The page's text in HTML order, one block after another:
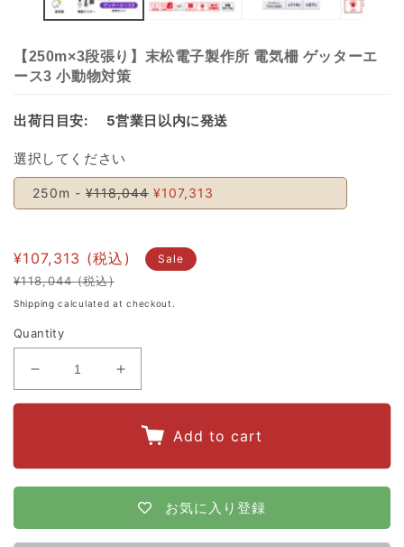
【250m×3段張り】末松電子製作所 電気柵 ゲッターエ
ース3 小動物対策
出荷日目安: 5営業日以内に発送
選択してください
250m - ¥118,044 ¥107,313
Regular
price
¥118,044
Sale
price
¥107,313 Sale
Shipping calculated at checkout.
Quantity
quantity
り】
quantity
り】
Add to cart
お気に入り登録